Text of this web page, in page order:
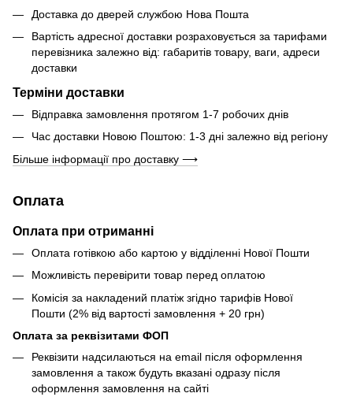
Доставка до дверей службою Нова Пошта
Вартість адресної доставки розраховується за тарифами
перевізника залежно від: габаритів товару, ваги, адреси
доставки
Терміни доставки
Відправка замовлення протягом 1-7 робочих днів
Час доставки Новою Поштою: 1-3 дні залежно від регіону
Більше інформації про доставку ⟶
Оплата
Оплата при отриманні
Оплата готівкою або картою у відділенні Нової Пошти
Можливість перевірити товар перед оплатою
Комісія за накладений платіж згідно тарифів Нової
Пошти (2% від вартості замовлення + 20 грн)
Оплата за реквізитами ФОП
Реквізити надсилаються на email після оформлення
замовлення а також будуть вказані одразу після
оформлення замовлення на сайті